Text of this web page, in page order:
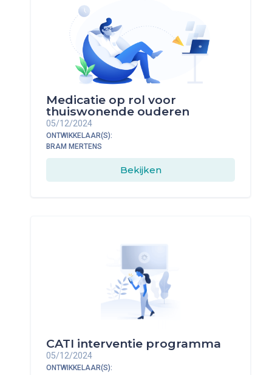
Medicatie op rol voor
thuiswonende ouderen
05/12/2024
ONTWIKKELAAR(S):
BRAM MERTENS
Bekijken
CATI interventie programma
05/12/2024
ONTWIKKELAAR(S):